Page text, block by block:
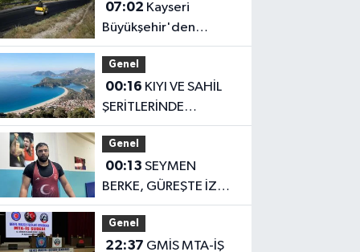
07:02
Büyükşehir'den
kırsalda yol çalışması
Genel
00:16
ŞERİTLERİNDE
DÜZENLEME
Genel
00:13 SEYMEN
BERKE, GÜREŞTE İZ
BIRAKMAK İSTİYOR
Genel
22:37